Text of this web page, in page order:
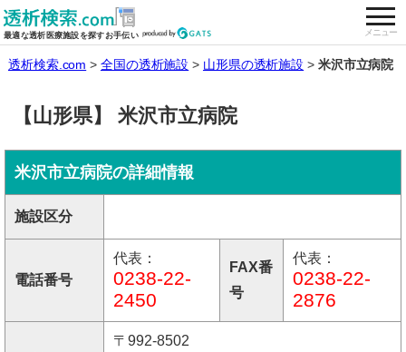
最適な透析医療施設を探すお手伝い メニュー
全国の透析施設を検索する
透析検索.com 全国の透析施設 山形県の透析施設 米沢市立病院
【山形県】 米沢市立病院
米沢市立病院の詳細情報
施設区分
電話番号
代表：
0238-22-
2450
FAX番
号
代表：
0238-22-
2876
〒992-8502